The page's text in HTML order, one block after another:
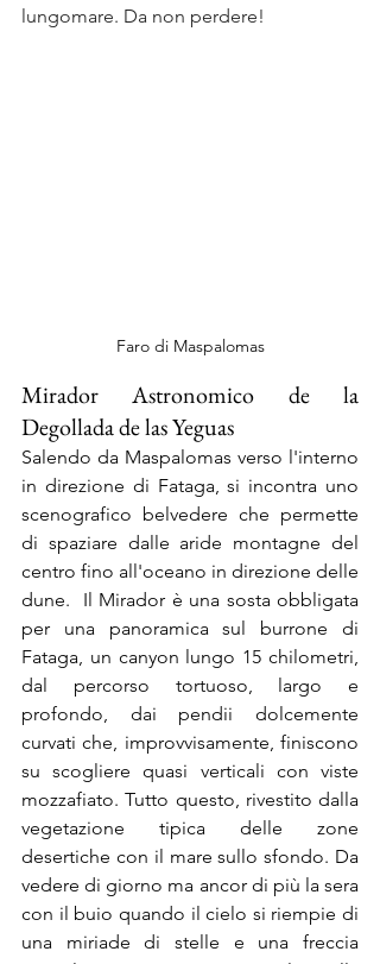
lungomare. Da non perdere!
Faro di Maspalomas
Mirador Astronomico de la
Degollada de las Yeguas
Salendo da Maspalomas verso l'interno
in direzione di Fataga, si incontra uno
scenografico belvedere che permette
di spaziare dalle aride montagne del
centro fino all'oceano in direzione delle
dune.  Il Mirador è una sosta obbligata
per una panoramica sul burrone di
Fataga, un canyon lungo 15 chilometri,
dal percorso tortuoso, largo e
profondo, dai pendii dolcemente
curvati che, improvvisamente, finiscono
su scogliere quasi verticali con viste
mozzafiato. Tutto questo, rivestito dalla
vegetazione tipica delle zone
desertiche con il mare sullo sfondo. Da
vedere di giorno ma ancor di più la sera
con il buio quando il cielo si riempie di
una miriade di stelle e una freccia